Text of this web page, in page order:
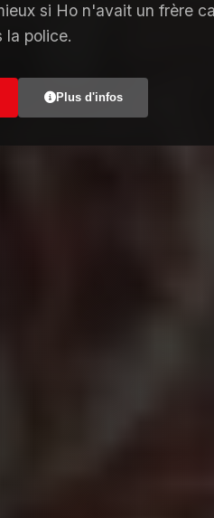
si Ho n'avait un frère
la police.
Plus d'infos